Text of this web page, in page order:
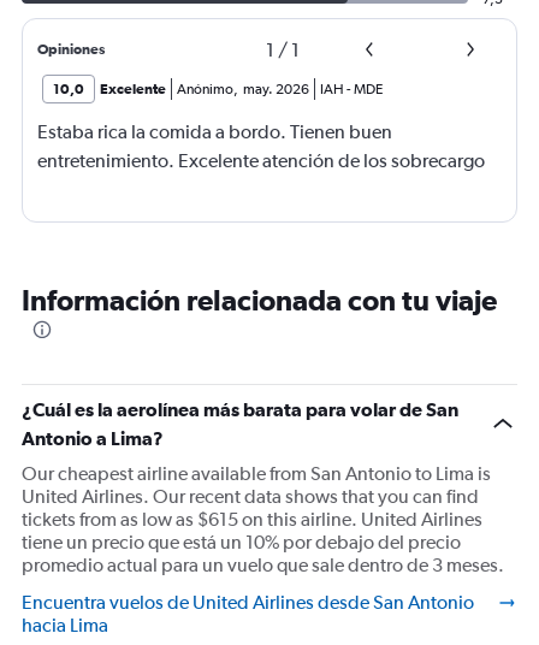
Opiniones 1 / 1
10,0 Excelente Anónimo, may. 2026 IAH -MDE
Estaba rica la comida a bordo. Tienen buen
entretenimiento. Excelente atención de los sobrecargo
Información relacionada con tu viaje
¿Cuál es la aerolínea más barata para volar de San
Antonio a Lima?
Our cheapest airline available from San Antonio to Lima is
United Airlines. Our recent data shows that you can find
tickets from as low as $615 on this airline. United Airlines
tiene un precio que está un 10% por debajo del precio
promedio actual para un vuelo que sale dentro de 3 meses.
Encuentra vuelos de United Airlines desde San Antonio
hacia Lima